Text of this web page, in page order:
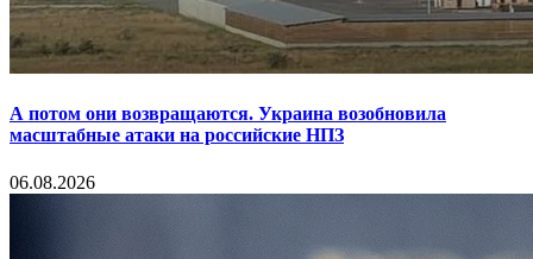
А потом они возвращаются. Украина возобновила
масштабные атаки на российские НПЗ
06.08.2026